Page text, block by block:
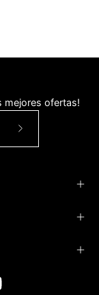
mejores ofertas!